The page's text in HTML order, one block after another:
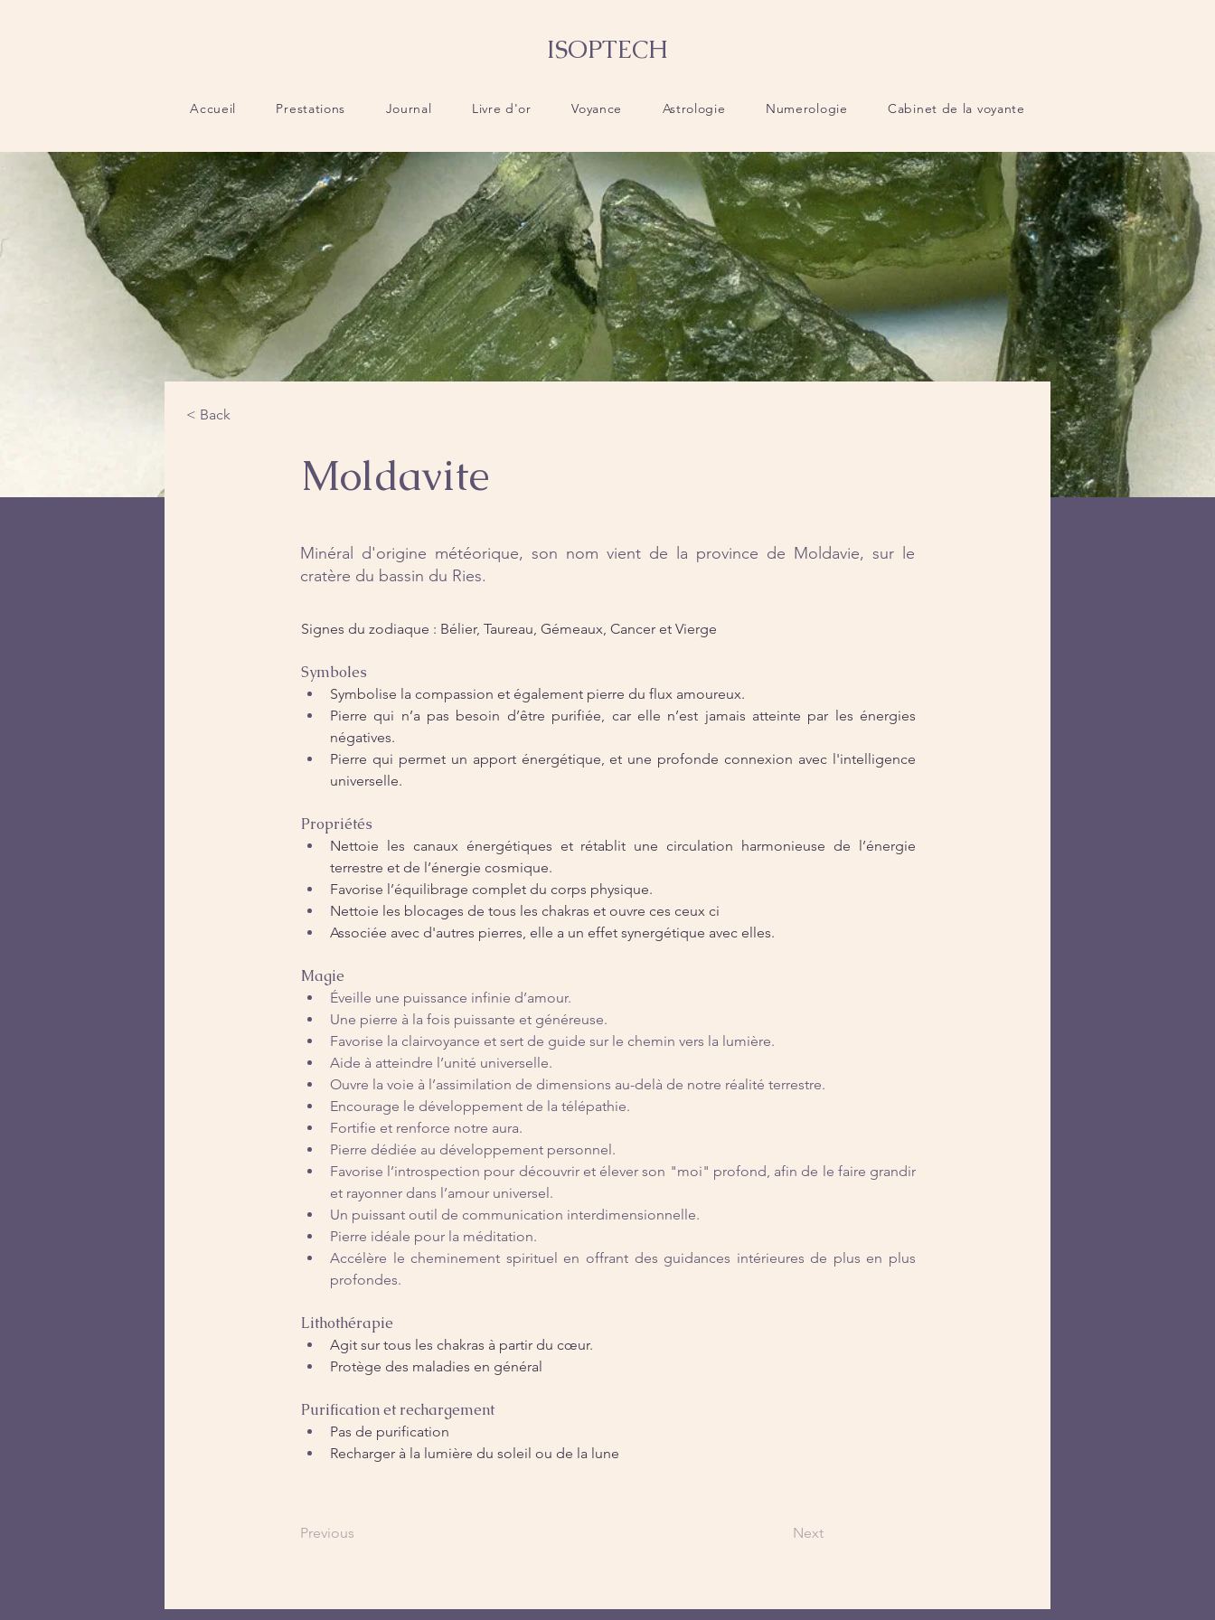
ISOPTECH
Accueil Prestations Journal Livre d'or Voyance Astrologie Numerologie Cabinet de la voyante
< Back
Moldavite
Minéral d'origine météorique, son nom vient de la province de Moldavie, sur le
cratère du bassin du Ries.
Signes du zodiaque : Bélier, Taureau, Gémeaux, Cancer et Vierge
Symboles
Symbolise la compassion et également pierre du flux amoureux.
Pierre qui n’a pas besoin d’être purifiée, car elle n’est jamais atteinte par les énergies
négatives.
Pierre qui permet un apport énergétique, et une profonde connexion avec l'intelligence
universelle.
Propriétés
Nettoie les canaux énergétiques et rétablit une circulation harmonieuse de l’énergie
terrestre et de l’énergie cosmique.
Favorise l’équilibrage complet du corps physique.
Nettoie les blocages de tous les chakras et ouvre ces ceux ci
Associée avec d'autres pierres, elle a un effet synergétique avec elles.
Magie
Éveille une puissance infinie d’amour.
Une pierre à la fois puissante et généreuse.
Favorise la clairvoyance et sert de guide sur le chemin vers la lumière.
Aide à atteindre l’unité universelle.
Ouvre la voie à l’assimilation de dimensions au-delà de notre réalité terrestre.
Encourage le développement de la télépathie.
Fortifie et renforce notre aura.
Pierre dédiée au développement personnel.
Favorise l’introspection pour découvrir et élever son "moi" profond, afin de le faire grandir
et rayonner dans l’amour universel.
Un puissant outil de communication interdimensionnelle.
Pierre idéale pour la méditation.
Accélère le cheminement spirituel en offrant des guidances intérieures de plus en plus
profondes.
Lithothérapie
Agit sur tous les chakras à partir du cœur.
Protège des maladies en général
Purification et rechargement
Pas de purification
Recharger à la lumière du soleil ou de la lune
Previous Next